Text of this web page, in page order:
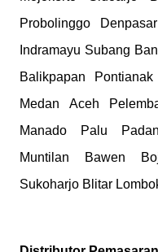
Probolinggo
Indramayu Subang
Balikpapan
Medan Aceh
Manado Palu
Muntilan Bawen
Sukoharjo Blitar